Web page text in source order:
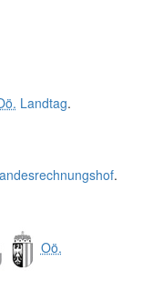
Landtag.
.
Oö.